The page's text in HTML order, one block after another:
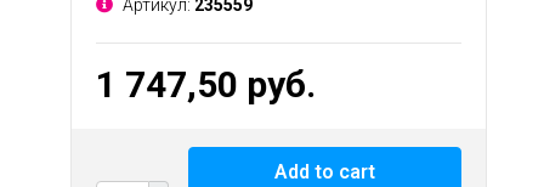
Артикул: 235559
1 747,50 руб.
Add to cart